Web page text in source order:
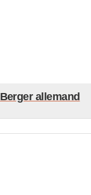
Berger allemand